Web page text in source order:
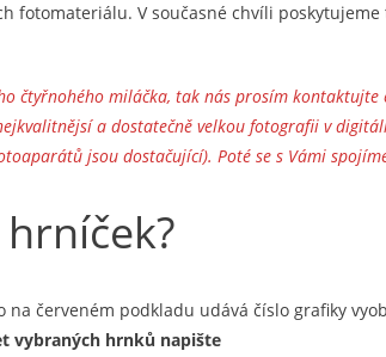
fotomateriálu. V současné chvíli
čtyřnohého miláčka, tak nás prosím kontaktujte
a dostatečně velkou fotografii v
jsou dostačující). Poté se s Vámi
na červeném podkladu udává číslo grafiky
vybraných hrnků napište